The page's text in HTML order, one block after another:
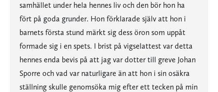
samhället under hela hennes liv och den bör hon ha
fört på goda grunder. Hon förklarade själv att hon i
barnets första stund märkt sig dess öron som uppåt
formade sig i en spets. I brist på vigselattest var detta
hennes enda bevis på att jag var dotter till greve Johan
Sporre och vad var naturligare än att hon i sin osäkra
ställning skulle genomsöka mig efter ett tecken på min